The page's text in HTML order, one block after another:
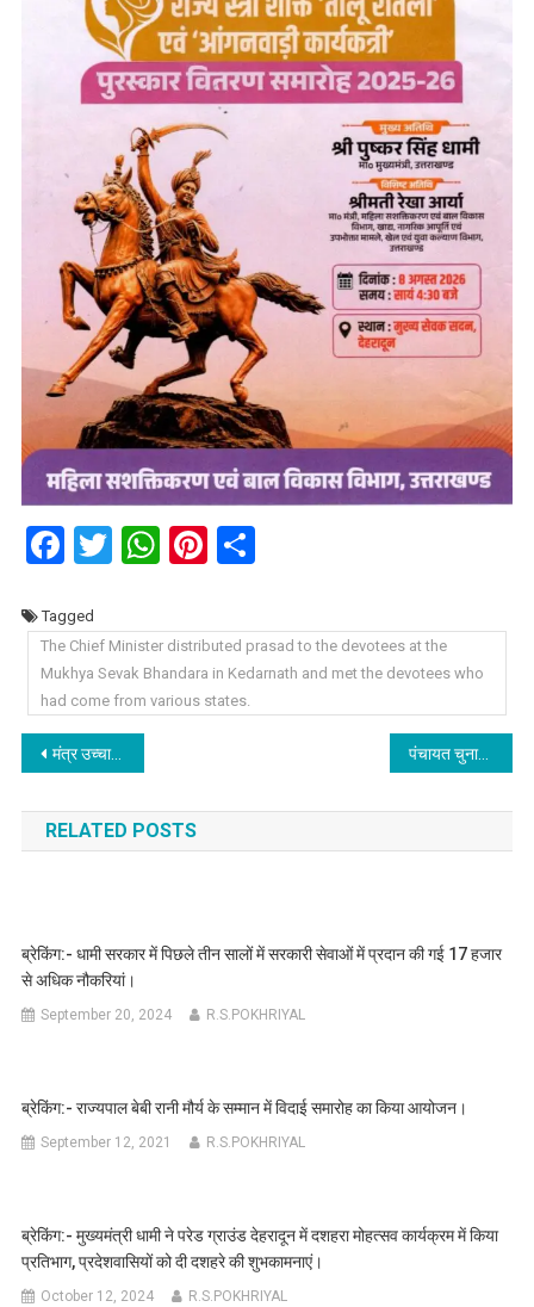
Facebook
Twitter
WhatsApp
Pinterest
Tagged
The Chief Minister distributed prasad to the devotees at the
Mukhya Sevak Bhandara in Kedarnath and met the devotees who
had come from various states.
Post
navigation
मंत्र उच्चारण के बीच विधि-विधान से खुले ग्यारहवें ज्योर्तिलिंग श्री केदारनाथ धाम के कपाट, हर हर महादेव के उदघोष से प्रफुल्लित हुई बाबा केदार की नगरी। पंचायत चुनाव:- दो से अधिक संतान वालों को मिलेगी राहत, पंचायती राज एक्ट में संशोधन को मंजूरी।
RELATED POSTS
ब्रेकिंग:- धामी सरकार में पिछले तीन सालों में सरकारी सेवाओं में प्रदान की गई 17 हजार
से अधिक नौकरियां।
September 20, 2024 R.S.POKHRIYAL
ब्रेकिंग:- राज्यपाल बेबी रानी मौर्य के सम्मान में विदाई समारोह का किया आयोजन।
September 12, 2021 R.S.POKHRIYAL
ब्रेकिंग:- मुख्यमंत्री धामी ने परेड ग्राउंड देहरादून में दशहरा मोहत्सव कार्यक्रम में किया
प्रतिभाग, प्रदेशवासियों को दी दशहरे की शुभकामनाएं।
October 12, 2024 R.S.POKHRIYAL